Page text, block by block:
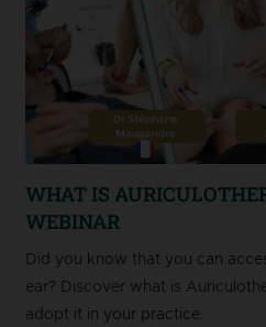
WHAT IS
WEBINAR
Did you know that you can
ear? Discover what is
adopt it in your practice.